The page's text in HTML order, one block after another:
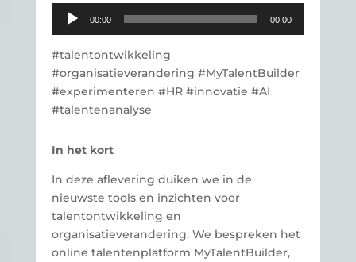
Audio
00:00 00:00
#talentontwikkeling
#organisatieverandering #MyTalentBuilder
#experimenteren #HR #innovatie #AI
#talentenanalyse
In het kort
In deze aflevering duiken we in de
nieuwste tools en inzichten voor
talentontwikkeling en
organisatieverandering. We bespreken het
online talentenplatform MyTalentBuilder,